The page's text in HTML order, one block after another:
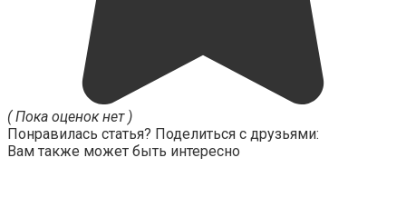
( Пока оценок нет )
Понравилась статья? Поделиться с друзьями:
Вам также может быть интересно